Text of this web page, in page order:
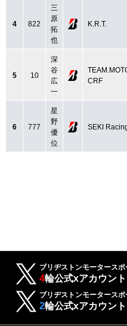
4 822
三
原
拓
也
K.R.T.
5 10
深
谷
広
一
CRF
6 777
星
野
優
位
SEKI
ブリヂストンモータースポ
4輪公式xアカウント
ブリヂストンモータースポ
2輪公式xアカウント